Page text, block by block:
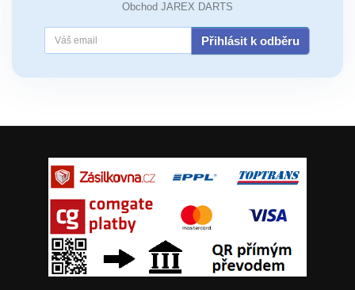
Obchod JAREX DARTS
Přihlásit k odběru